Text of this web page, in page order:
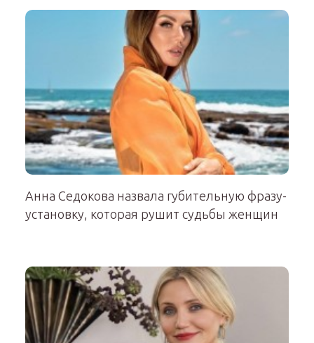
Анна Седокова назвала губительную фразу-
установку, которая рушит судьбы женщин